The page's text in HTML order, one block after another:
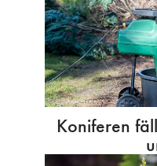
Koniferen